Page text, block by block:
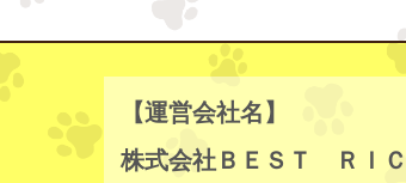
【運営会社名】
株式会社ＢＥＳＴ ＲＩ